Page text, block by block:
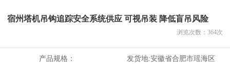
宿州塔机吊钩追踪安全系统供应 可视吊装 降低盲吊风险
浏览次数： 364次
产品规格： 发货地:安徽省合肥市瑶海区